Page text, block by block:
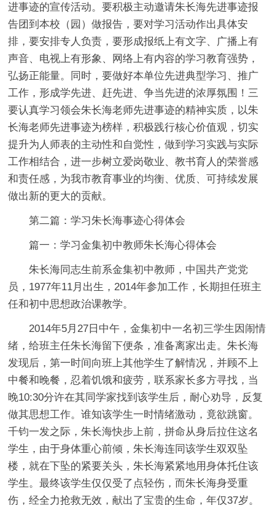
进事迹的宣传活动。要积极主动邀请朱长海先进事迹报
告团到本校（园）做报告，要对学习活动作出具体安
排，要安排专人负责，要形成报纸上有文字、广播上有
声音、电视上有形象、网络上有内容的学习教育强势，
弘扬正能量。同时，要做好本单位先进典型学习、推广
工作，形成学先进、赶先进、争当先进的浓厚氛围！三
要认真学习领会朱长海老师先进事迹的精神实质，以朱
长海老师先进事迹为榜样，积极践行核心价值观，切实
提升为人师表的主动性和自觉性，做到学习实践与实际
工作相结合，进一步树立爱岗敬业、教书育人的荣誉感
和责任感，为我市教育事业的均衡、优质、可持续发展
做出新的更大的贡献。
第二篇：学习朱长海事迹心得体会
篇一：学习金集初中教师朱长海心得体会
朱长海同志生前系金集初中教师，中国共产党党
员，1977年11月出生，2014年参加工作，长期担任班主
任和初中思想政治课教学。
2014年5月27日中午，金集初中一名初三学生因闹情
绪，给班主任朱长海留下便条，准备离家出走。朱长海
发现后，第一时间向班上其他学生了解情况，并顾不上
中餐和晚餐，忍着饥饿和疲劳，联系家长多方寻找，当
晚10:30分许在其同学家找到该学生后，耐心劝导，反复
做其思想工作。谁知该学生一时情绪激动，竟欲跳窗。
千钧一发之际，朱长海快步上前，拼命从身后拉住这名
学生，由于身体重心前倾，朱长海连同该学生双双坠
楼，就在下坠的紧要关头，朱长海紧紧地用身体托住该
学生。最终该学生仅仅受了点轻伤，而朱长海身受重
伤，经全力抢救无效，献出了宝贵的生命，年仅37岁。